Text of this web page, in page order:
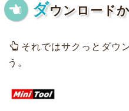
ダウンロード
それではサクっとダウ
う。